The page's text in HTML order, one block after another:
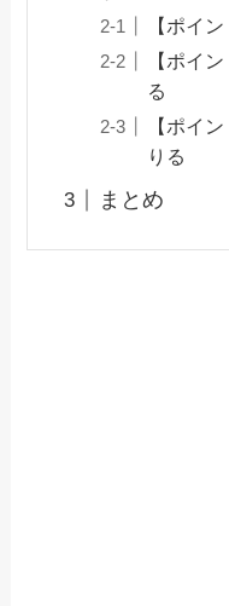
【ポイ
【ポイ
る
【ポイ
りる
まとめ